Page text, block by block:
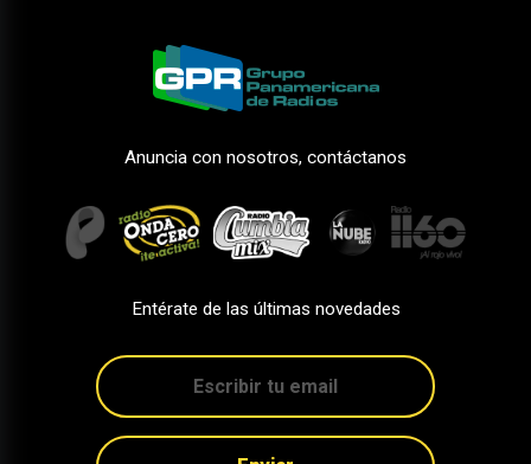
Anuncia con nosotros, contáctanos
Entérate de las últimas novedades